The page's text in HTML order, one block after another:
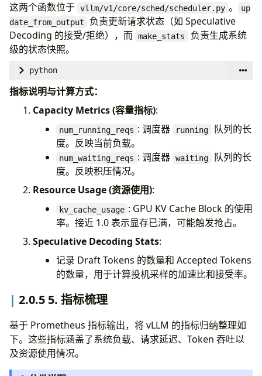
# Mean Time Per Output Token (平均每个输
# 排除 Prefill 阶段生成的那个 Token (即
# 公式: Decode Time / (Generated Tokens
decode_time
# 创建 FinishedRequestStats 对象，用于后
finished_req
FinishedRequestStats
max_tokens_param
inference_time
decode_time=
self.finished_requests
这两个函数位于 vllm/v1/core/sched/scheduler.py 。
up
date_from_output
负责更新请求状态（如 Speculative
Decoding 的接受/拒绝），而 make_stats
负责生成系统
级的状态快照。
python
# vllm/v1/core/sched/scheduler.py
def update_from_output(
self,
scheduler_output
model_runner_output: ModelRunnerOutput,
-> dict[int, EngineCoreOutputs
# ... (省略部分代码) ...
# 遍历 Model Runner 返回的输出
for req_id, num_tokens_scheduled in
# ...
# [Speculative Decoding] 处理投机采样
num_draft_tokens = len(
# 计算接受的 Token 数 (实际生成的
指标说明与计算方式：
Capacity Metrics (容量指标):
num_running_reqs : 调度器 running
队列的长
度。反映当前负载。
num_waiting_reqs : 调度器 waiting
队列的长
度。反映积压情况。
Resource Usage (资源使用):
kv_cache_usage : GPU KV Cache Block 的使用
率。接近 1.0 表示显存已满，可能触发抢占。
Speculative Decoding Stats:
记录 Draft Tokens 的数量和 Accepted Tokens
的数量，用于计算投机采样的加速比和接受率。
2.0.5 5. 指标梳理
基于 Prometheus 指标输出，将 vLLM 的指标归纳整理如
下。这些指标涵盖了系统负载、请求延迟、Token 吞吐以
及资源使用情况。